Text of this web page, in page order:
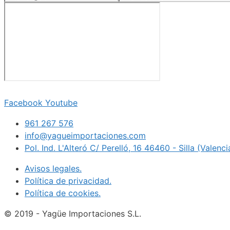
Facebook Youtube
961 267 576
info@yagueimportaciones.com
Pol. Ind. L'Alteró C/ Perelló, 16 46460 - Silla
Avisos legales.
Política de privacidad.
Política de cookies.
© 2019 - Yagüe Importaciones S.L.